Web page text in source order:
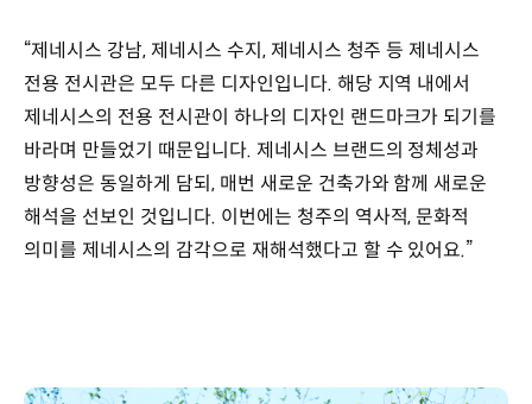
“제네시스 강남, 제네시스 수지, 제네시스 청주 등 제네시스
전용 전시관은 모두 다른 디자인입니다. 해당 지역 내에서
제네시스의 전용 전시관이 하나의 디자인 랜드마크가 되기를
바라며 만들었기 때문입니다. 제네시스 브랜드의 정체성과
방향성은 동일하게 담되, 매번 새로운 건축가와 함께 새로운
해석을 선보인 것입니다. 이번에는 청주의 역사적, 문화적
의미를 제네시스의 감각으로 재해석했다고 할 수 있어요.”